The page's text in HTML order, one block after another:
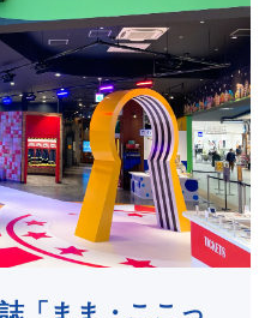
「まま・ここっ